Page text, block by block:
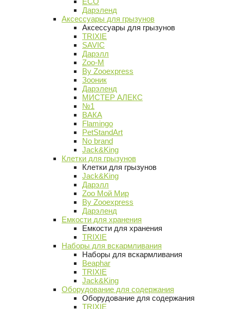
Дарэленд
Аксессуары для грызунов
Аксессуары для грызунов
TRIXIE
SAVIC
Дарэлл
Zoo-M
By Zooexpress
Зооник
Дарэленд
МИСТЕР АЛЕКС
№1
ВАКА
Flamingo
PetStandArt
No brand
Jack&King
Клетки для грызунов
Клетки для грызунов
Jack&King
Дарэлл
Zoo Мой Мир
By Zooexpress
Дарэленд
Емкости для хранения
Емкости для хранения
TRIXIE
Наборы для вскармливания
Наборы для вскармливания
Beaphar
TRIXIE
Jack&King
Оборудование для содержания
Оборудование для содержания
TRIXIE